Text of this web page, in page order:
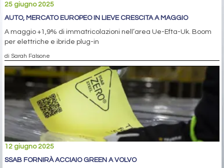
25 giugno 2025
AUTO, MERCATO EUROPEO IN LIEVE CRESCITA A MAGGIO
A maggio +1,9% di immatricolazioni nell’area Ue-Efta-Uk. Boom
per elettriche e ibride plug-in
di Sarah Falsone
12 giugno 2025
SSAB FORNIRÀ ACCIAIO GREEN A VOLVO